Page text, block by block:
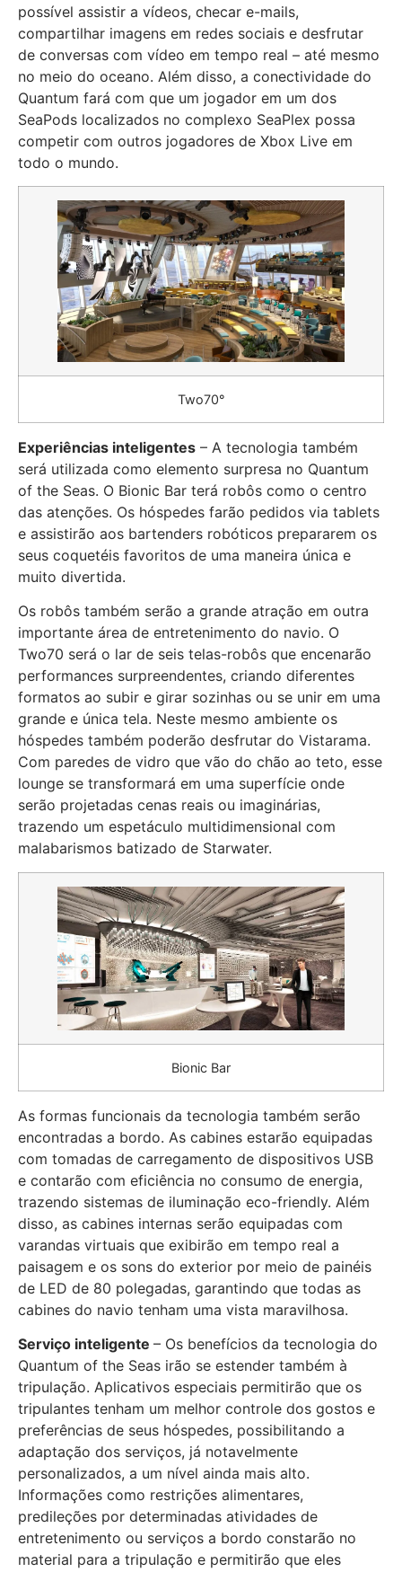
possível assistir a vídeos, checar e-mails,
compartilhar imagens em redes sociais e desfrutar
de conversas com vídeo em tempo real – até mesmo
no meio do oceano. Além disso, a conectividade do
Quantum fará com que um jogador em um dos
SeaPods localizados no complexo SeaPlex possa
competir com outros jogadores de Xbox Live em
todo o mundo.
Two70°
Experiências inteligentes – A tecnologia também
será utilizada como elemento surpresa no Quantum
of the Seas. O Bionic Bar terá robôs como o centro
das atenções. Os hóspedes farão pedidos via tablets
e assistirão aos bartenders robóticos prepararem os
seus coquetéis favoritos de uma maneira única e
muito divertida.
Os robôs também serão a grande atração em outra
importante área de entretenimento do navio. O
Two70 será o lar de seis telas-robôs que encenarão
performances surpreendentes, criando diferentes
formatos ao subir e girar sozinhas ou se unir em uma
grande e única tela. Neste mesmo ambiente os
hóspedes também poderão desfrutar do Vistarama.
Com paredes de vidro que vão do chão ao teto, esse
lounge se transformará em uma superfície onde
serão projetadas cenas reais ou imaginárias,
trazendo um espetáculo multidimensional com
malabarismos batizado de Starwater.
Bionic Bar
As formas funcionais da tecnologia também serão
encontradas a bordo. As cabines estarão equipadas
com tomadas de carregamento de dispositivos USB
e contarão com eficiência no consumo de energia,
trazendo sistemas de iluminação eco-friendly. Além
disso, as cabines internas serão equipadas com
varandas virtuais que exibirão em tempo real a
paisagem e os sons do exterior por meio de painéis
de LED de 80 polegadas, garantindo que todas as
cabines do navio tenham uma vista maravilhosa.
Serviço inteligente – Os benefícios da tecnologia do
Quantum of the Seas irão se estender também à
tripulação. Aplicativos especiais permitirão que os
tripulantes tenham um melhor controle dos gostos e
preferências de seus hóspedes, possibilitando a
adaptação dos serviços, já notavelmente
personalizados, a um nível ainda mais alto.
Informações como restrições alimentares,
predileções por determinadas atividades de
entretenimento ou serviços a bordo constarão no
material para a tripulação e permitirão que eles